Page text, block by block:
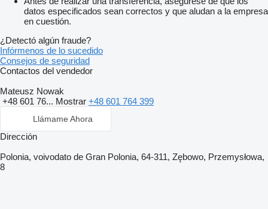
datos especificados sean correctos y que aludan a la empresa
en cuestión.
¿Detectó algún fraude?
Infórmenos de lo sucedido
Consejos de seguridad
Contactos del vendedor
Mateusz Nowak
+48 601 76... Mostrar +48 601 764 399
Llámame Ahora
Dirección
Polonia, voivodato de Gran Polonia, 64-311, Zębowo, Przemysłowa,
8